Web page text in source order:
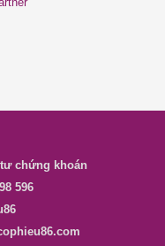
chứng khoán
596